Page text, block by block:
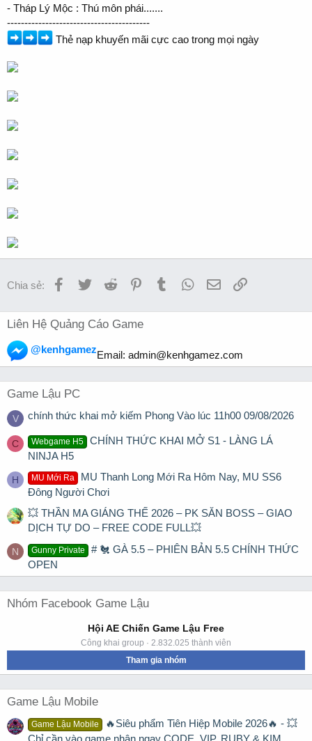
- Tháp Lý Mộc : Thú môn phái.......
-----------------------------------------
Thẻ nạp khuyến mãi cực cao trong mọi ngày
Chia sẻ: Facebook
TwitterReddit PinterestTumblrWhatsApp
EmailLink
Liên Hệ Quảng Cáo Game
@kenhgamezEmail: admin@kenhgamez.com
Game Lậu PC
V chính thức khai mở kiếm Phong Vào lúc 11h00 09/08/2026
C Webgame H5
CHÍNH THỨC KHAI MỞ S1 - LÀNG LÁ
NINJA H5
H MU Mới Ra
MU Thanh Long Mới Ra Hôm Nay, MU SS6
Đông Người Chơi
💥 THẦN MA GIÁNG THẾ 2026 – PK SĂN BOSS – GIAO
DỊCH TỰ DO – FREE CODE FULL💥
N Gunny Private
# 🐔 GÀ 5.5 – PHIÊN BẢN 5.5 CHÍNH THỨC
OPEN
Nhóm Facebook Game Lậu
Hội AE Chiến Game Lậu Free
Công khai group · 2.832.025 thành viên
Tham gia nhóm
Game Lậu Mobile
Game Lậu Mobile
🔥Siêu phẩm Tiên Hiệp Mobile 2026🔥 - 💥
Chỉ cần vào game nhận ngay CODE, VIP, RUBY & KIM